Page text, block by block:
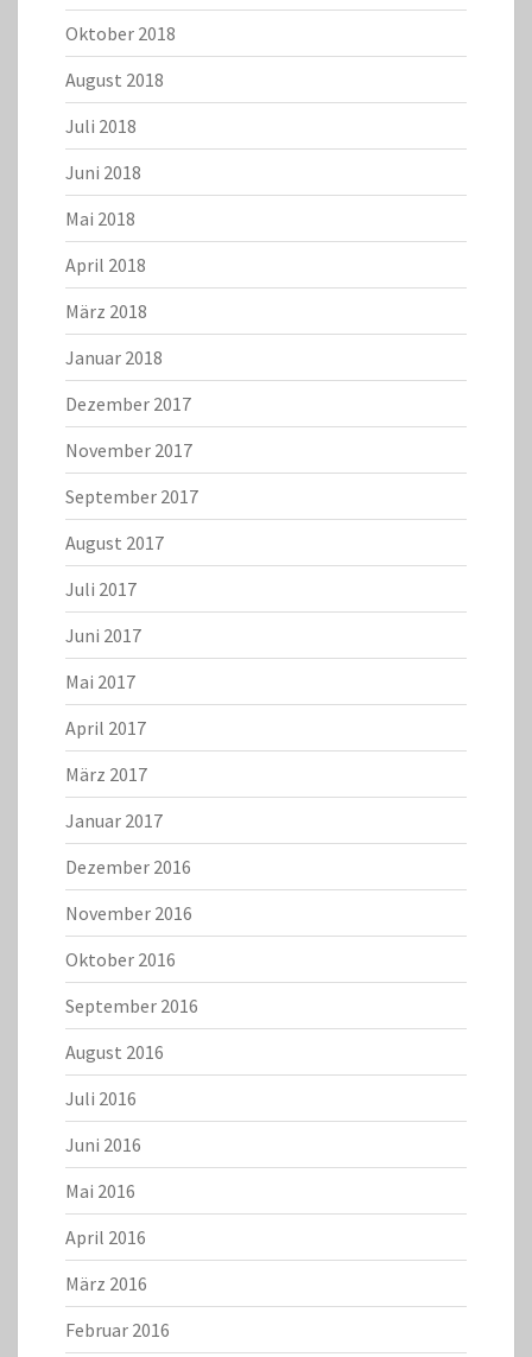
Oktober 2018
August 2018
Juli 2018
Juni 2018
Mai 2018
April 2018
März 2018
Januar 2018
Dezember 2017
November 2017
September 2017
August 2017
Juli 2017
Juni 2017
Mai 2017
April 2017
März 2017
Januar 2017
Dezember 2016
November 2016
Oktober 2016
September 2016
August 2016
Juli 2016
Juni 2016
Mai 2016
April 2016
März 2016
Februar 2016